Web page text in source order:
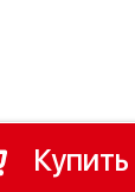
Купить